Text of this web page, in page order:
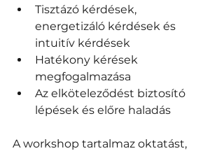
Tisztázó kérdések,
energetizáló kérdések és
intuitív kérdések
Hatékony kérések
megfogalmazása
Az elköteleződést biztosító
lépések és előre haladás
A workshop tartalmaz oktatást,